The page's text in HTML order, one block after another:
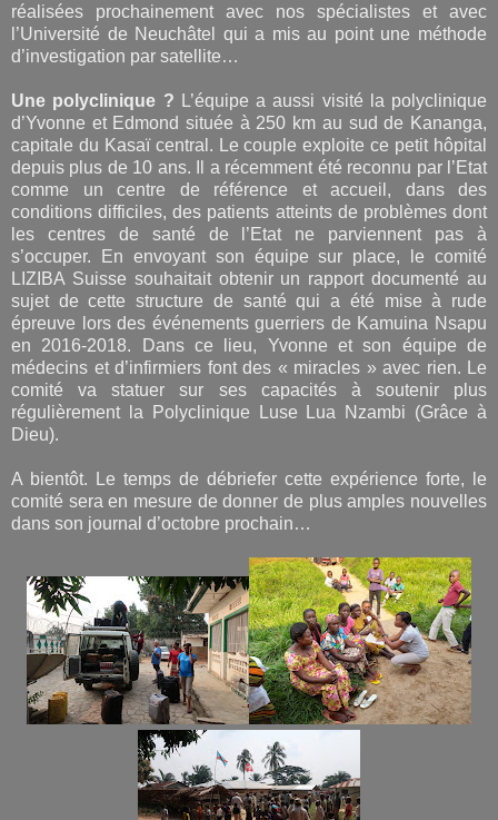
réalisées prochainement avec nos spécialistes et avec
l’Université de Neuchâtel qui a mis au point une méthode
d’investigation par satellite…
Une polyclinique ? L’équipe a aussi visité la polyclinique
d’Yvonne et Edmond située à 250 km au sud de Kananga,
capitale du Kasaï central. Le couple exploite ce petit hôpital
depuis plus de 10 ans. Il a récemment été reconnu par l’Etat
comme un centre de référence et accueil, dans des
conditions difficiles, des patients atteints de problèmes dont
les centres de santé de l’Etat ne parviennent pas à
s’occuper. En envoyant son équipe sur place, le comité
LIZIBA Suisse souhaitait obtenir un rapport documenté au
sujet de cette structure de santé qui a été mise à rude
épreuve lors des événements guerriers de Kamuina Nsapu
en 2016-2018. Dans ce lieu, Yvonne et son équipe de
médecins et d’infirmiers font des « miracles » avec rien. Le
comité va statuer sur ses capacités à soutenir plus
régulièrement la Polyclinique Luse Lua Nzambi (Grâce à
Dieu).
A bientôt. Le temps de débriefer cette expérience forte, le
comité sera en mesure de donner de plus amples nouvelles
dans son journal d’octobre prochain…